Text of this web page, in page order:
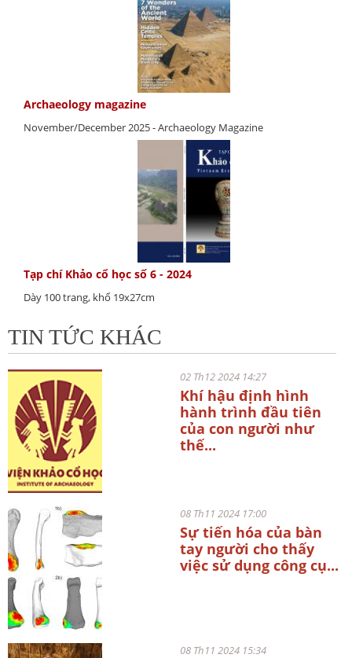
Archaeology magazine
November/December 2025 - Archaeology Magazine
Tạp chí Khảo cổ học số 6 - 2024
Dày 100 trang, khổ 19x27cm
TIN TỨC KHÁC
02 Th12 2024 14:27
Khí hậu định hình
hành trình đầu tiên
của con người như
thế...
08 Th11 2024 17:00
Sự tiến hóa của bàn
tay người cho thấy
việc sử dụng công cụ...
08 Th11 2024 15:34